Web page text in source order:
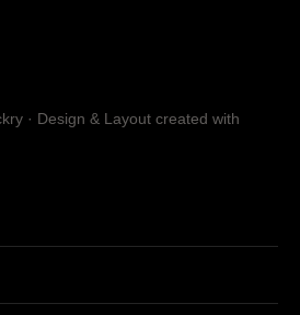
· Design & Layout created with